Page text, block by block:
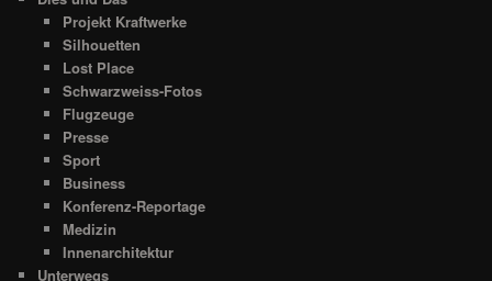
Projekt Kraftwerke
Silhouetten
Lost Place
Schwarzweiss-Fotos
Flugzeuge
Presse
Sport
Business
Konferenz-Reportage
Medizin
Innenarchitektur
Unterwegs